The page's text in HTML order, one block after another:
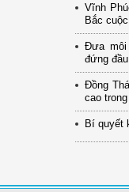
Vĩnh
Bắc
Đưa môi
đứng
Đồng
cao
Bí quyết